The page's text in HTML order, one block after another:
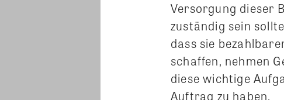
Versorgung dieser
zuständig sein
dass sie
schaffen, nehmen
diese wichtige
Auftrag zu haben.